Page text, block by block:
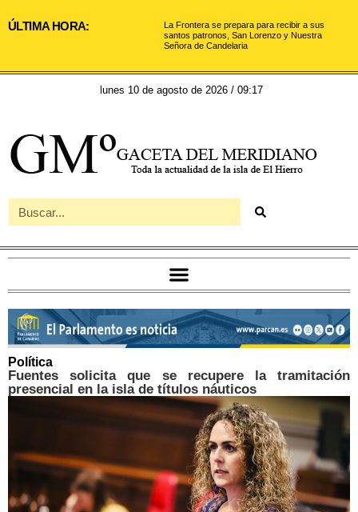
ÚLTIMA HORA:
La Frontera se prepara para recibir a sus
santos patronos, San Lorenzo y Nuestra
Señora de Candelaria
lunes 10 de agosto de 2026 / 09:17
Política
Fuentes solicita que se recupere la tramitación
presencial en la isla de títulos náuticos